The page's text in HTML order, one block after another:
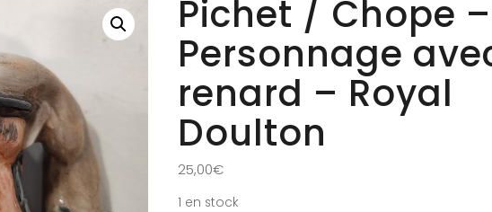
Pichet / Chope –
Personnage
renard – Royal
Doulton
25,00€
1 en stock